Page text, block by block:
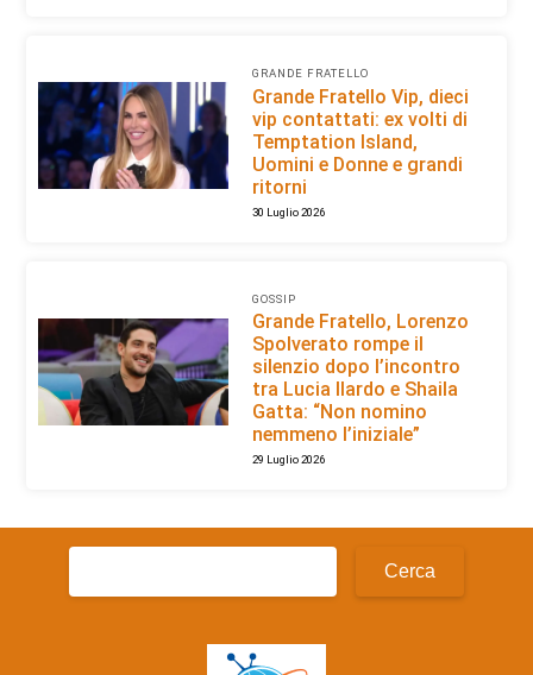
GRANDE FRATELLO
Grande Fratello Vip, dieci
vip contattati: ex volti di
Temptation Island,
Uomini e Donne e grandi
ritorni
30 Luglio 2026
GOSSIP
Grande Fratello, Lorenzo
Spolverato rompe il
silenzio dopo l’incontro
tra Lucia Ilardo e Shaila
Gatta: “Non nomino
nemmeno l’iniziale”
29 Luglio 2026